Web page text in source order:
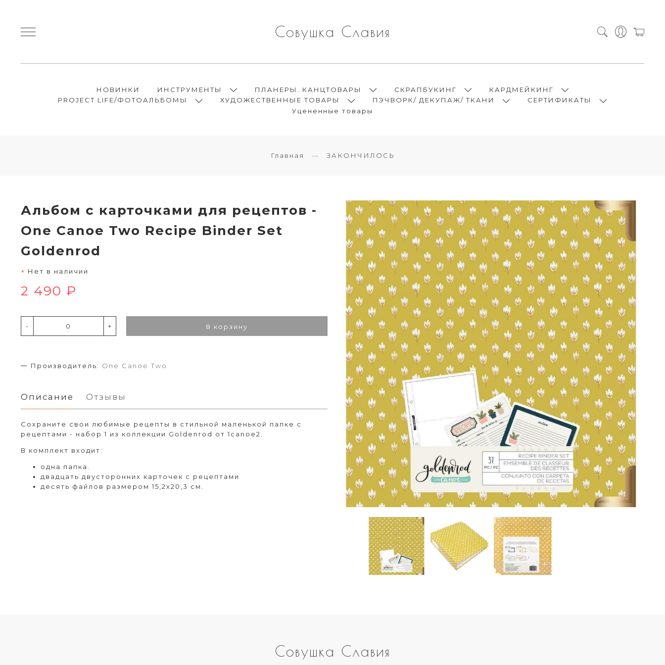
Совушка Славия
НОВИНКИ ИНСТРУМЕНТЫ ПЛАНЕРЫ. КАНЦТОВАРЫ СКРАПБУКИНГ
КАРДМЕЙКИНГ
PROJECT LIFE/ФОТОАЛЬБОМЫ
ХУДОЖЕСТВЕННЫЕ ТОВАРЫ ПЭЧВОРК/ ДЕКУПАЖ/ ТКАНИ
СЕРТИФИКАТЫ
Уцененные товары
Главная ЗАКОНЧИЛОСЬ
Альбом с карточками для рецептов -
One Canoe Two Recipe Binder Set
Goldenrod
Нет в наличии
2 490 ₽
- + В корзину
Производитель: One Canoe Two
Описание Отзывы
Сохраните свои любимые рецепты в стильной маленькой папке с
рецептами - набор 1 из коллекции Goldenrod от 1canoe2.
В комплект входит:
одна папка.
двадцать двусторонних карточек с рецептами
десять файлов размером 15,2х20,3 см.
Совушка Славия